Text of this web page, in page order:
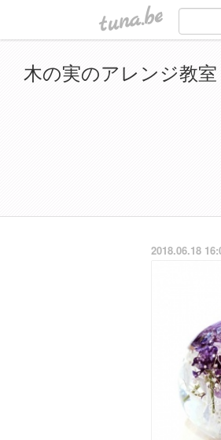
tuna.be
木の実のアレンジ教
2018.06.18